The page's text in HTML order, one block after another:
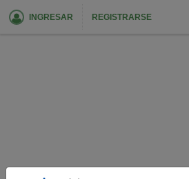
INGRESAR REGISTRARSE